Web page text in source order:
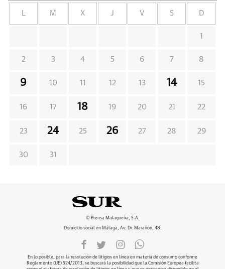
L M X J V S D
1
2 3 4 5 6 7 8
9 10 11 12 13 14 15
16 17 18 19 20 21 22
23 24 25 26 27 28 29
30 31
© Prensa Malagueña, S.A.
Domicilio social en Málaga, Av. Dr. Marañón, 48.
En lo posible, para la resolución de litigios en línea en materia de consumo conforme
Reglamento (UE) 524/2013, se buscará la posibilidad que la Comisión Europea facilita